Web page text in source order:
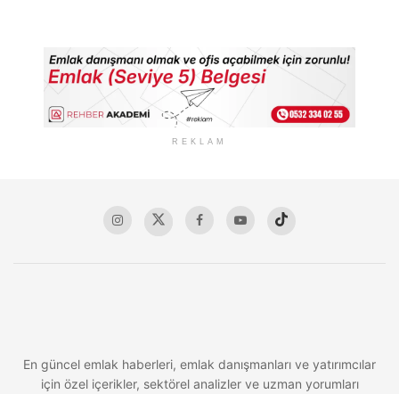
REKLAM
En güncel emlak haberleri, emlak danışmanları ve yatırımcılar
için özel içerikler, sektörel analizler ve uzman yorumları